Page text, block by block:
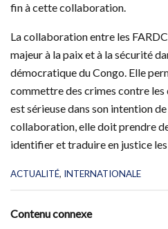
fin à cette collaboration.
La collaboration entre les
majeur à la paix et à la sécurité
démocratique du Congo. Elle
commettre des crimes contre les
est sérieuse dans son intention
collaboration, elle doit prendre
identifier et traduire en justice
C
e
ACTUALITÉ, INTERNATIONALE
Contenu connexe